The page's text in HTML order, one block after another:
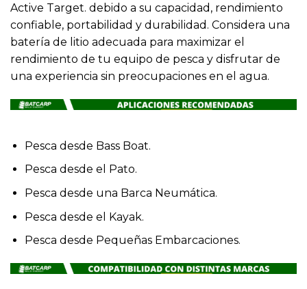
Active Target. debido a su capacidad, rendimiento
confiable, portabilidad y durabilidad. Considera una
batería de litio adecuada para maximizar el
rendimiento de tu equipo de pesca y disfrutar de
una experiencia sin preocupaciones en el agua.
Pesca desde Bass Boat.
Pesca desde el Pato.
Pesca desde una Barca Neumática.
Pesca desde el Kayak.
Pesca desde Pequeñas Embarcaciones.